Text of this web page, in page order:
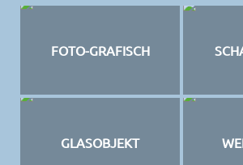
FOTO-GRAFISCH
GLASOBJEKT